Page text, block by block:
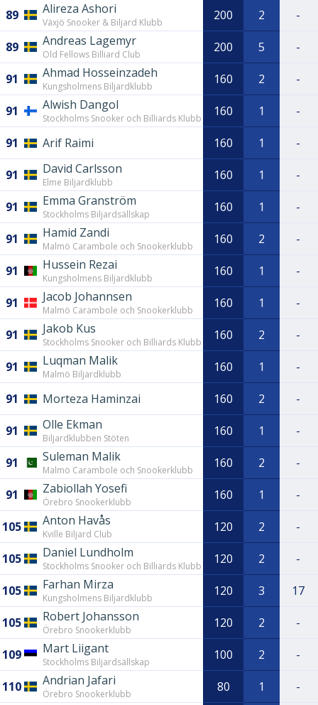
89 Alireza Ashori
Växjö Snooker & Biljard Klubb 200 2 -
89 Andreas Lagemyr
Old Fellows Billiard Club 200 5 -
91 Ahmad Hosseinzadeh
Kungsholmens Biljardklubb 160 2 -
91 Alwish Dangol
Stockholms Snooker och Billiards Klubb 160 1 -
91 Arif Raimi 160 1 -
91 David Carlsson
Elme Biljardklubb 160 1 -
91 Emma Granström
Stockholms Biljardsällskap 160 1 -
91 Hamid Zandi
Malmö Carambole och Snookerklubb 160 2 -
91 Hussein Rezai
Kungsholmens Biljardklubb 160 1 -
91 Jacob Johannsen
Malmö Carambole och Snookerklubb 160 1 -
91 Jakob Kus
Stockholms Snooker och Billiards Klubb 160 2 -
91 Luqman Malik
Malmö Biljardklubb 160 1 -
91 Morteza Haminzai 160 2 -
91 Olle Ekman
Biljardklubben Stöten 160 1 -
91 Suleman Malik
Malmö Carambole och Snookerklubb 160 2 -
91 Zabiollah Yosefi
Örebro Snookerklubb 160 1 -
105 Anton Havås
Kville Biljard Club 120 2 -
105 Daniel Lundholm
Stockholms Snooker och Billiards Klubb 120 2 -
105 Farhan Mirza
Kungsholmens Biljardklubb 120 3 17
105 Robert Johansson
Örebro Snookerklubb 120 2 -
109 Mart Liigant
Stockholms Biljardsällskap 100 2 -
110 Andrian Jafari
Örebro Snookerklubb 80 1 -